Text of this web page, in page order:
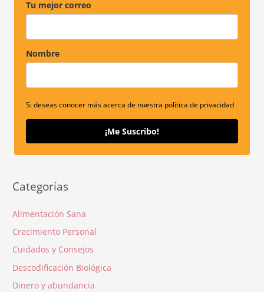
Tu mejor correo
Nombre
Si deseas conocer más acerca de nuestra política de privacidad
¡Me Suscribo!
Categorías
Alimentación Sana
Crecimiento Personal
Cuidados y Consejos
Descodificación Biológica
Dinero y abundancia